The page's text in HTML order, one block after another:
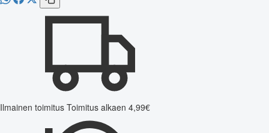
Ilmainen toimitus Toimitus alkaen 4,99€